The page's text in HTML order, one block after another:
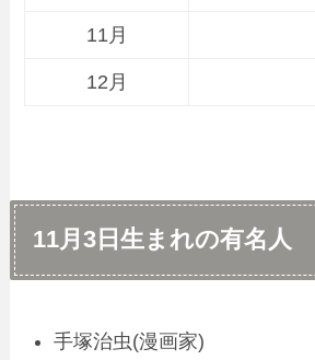
11月
12月
11月3日生まれの有名人
手塚治虫(漫画家)